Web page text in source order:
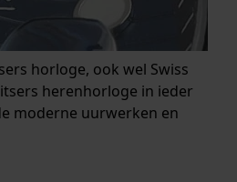
horloge, ook wel Swiss
herenhorloge in ieder
moderne uurwerken en